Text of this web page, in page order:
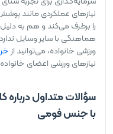
نیازهای عملکردی مانند
را برطرف می‌کند و هم به
هماهنگی با سایر وسایل
ورزشی خانواده، می‌توانید از
نیازهای ورزشی اعضای خانواده
سؤالات متداول درباره
با جنس فومی